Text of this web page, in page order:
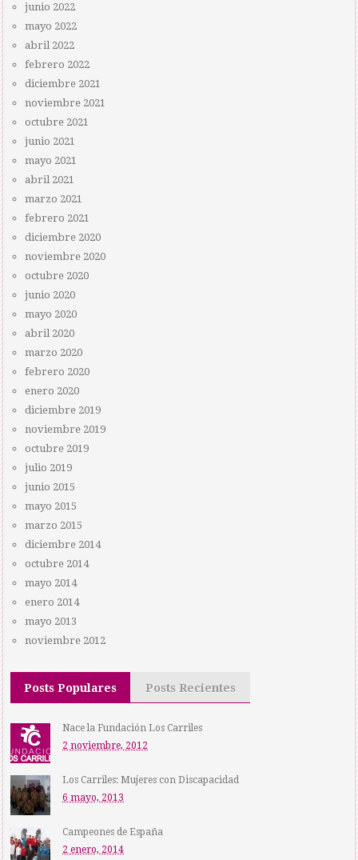
junio 2022
mayo 2022
abril 2022
febrero 2022
diciembre 2021
noviembre 2021
octubre 2021
junio 2021
mayo 2021
abril 2021
marzo 2021
febrero 2021
diciembre 2020
noviembre 2020
octubre 2020
junio 2020
mayo 2020
abril 2020
marzo 2020
febrero 2020
enero 2020
diciembre 2019
noviembre 2019
octubre 2019
julio 2019
junio 2015
mayo 2015
marzo 2015
diciembre 2014
octubre 2014
mayo 2014
enero 2014
mayo 2013
noviembre 2012
Posts Populares Posts Recientes
Nace la Fundación Los Carriles
2 noviembre, 2012
Los Carriles: Mujeres con Discapacidad
6 mayo, 2013
Campeones de España
2 enero, 2014